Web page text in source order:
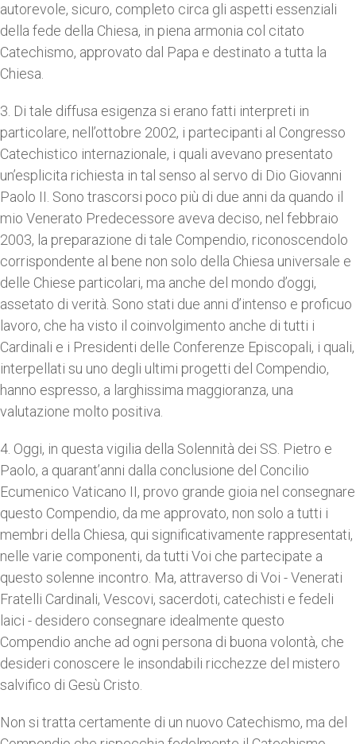
autorevole, sicuro, completo circa gli aspetti essenziali
della fede della Chiesa, in piena armonia col citato
Catechismo, approvato dal Papa e destinato a tutta la
Chiesa.
3. Di tale diffusa esigenza si erano fatti interpreti in
particolare, nell’ottobre 2002, i partecipanti al Congresso
Catechistico internazionale, i quali avevano presentato
un’esplicita richiesta in tal senso al servo di Dio Giovanni
Paolo II. Sono trascorsi poco più di due anni da quando il
mio Venerato Predecessore aveva deciso, nel febbraio
2003, la preparazione di tale Compendio, riconoscendolo
corrispondente al bene non solo della Chiesa universale e
delle Chiese particolari, ma anche del mondo d’oggi,
assetato di verità. Sono stati due anni d’intenso e proficuo
lavoro, che ha visto il coinvolgimento anche di tutti i
Cardinali e i Presidenti delle Conferenze Episcopali, i quali,
interpellati su uno degli ultimi progetti del Compendio,
hanno espresso, a larghissima maggioranza, una
valutazione molto positiva.
4. Oggi, in questa vigilia della Solennità dei SS. Pietro e
Paolo, a quarant’anni dalla conclusione del Concilio
Ecumenico Vaticano II, provo grande gioia nel consegnare
questo Compendio, da me approvato, non solo a tutti i
membri della Chiesa, qui significativamente rappresentati,
nelle varie componenti, da tutti Voi che partecipate a
questo solenne incontro. Ma, attraverso di Voi - Venerati
Fratelli Cardinali, Vescovi, sacerdoti, catechisti e fedeli
laici - desidero consegnare idealmente questo
Compendio anche ad ogni persona di buona volontà, che
desideri conoscere le insondabili ricchezze del mistero
salvifico di Gesù Cristo.
Non si tratta certamente di un nuovo Catechismo, ma del